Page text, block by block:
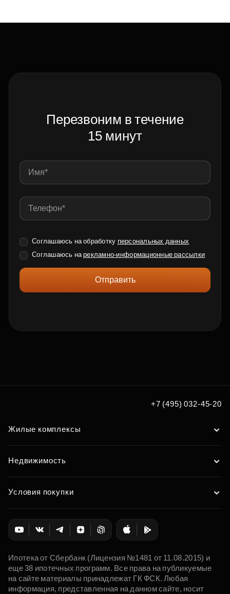
Перезвоним в течение
15 минут
Соглашаюсь на обработку персональных данных
Соглашаюсь нарекламно-информационные рассылки
Отправить
+7 (495) 032-45-20
Жилые комплексы
Недвижимость
Условия покупки
Ипотека от Сбербанк (Лицензия №1481 от 11.08.2015) и
еще 38 ипотечных программ. Все права на публикуемые
на сайте материалы принадлежат ГК ФСК. Любая
информация, представленная на данном сайте, носит